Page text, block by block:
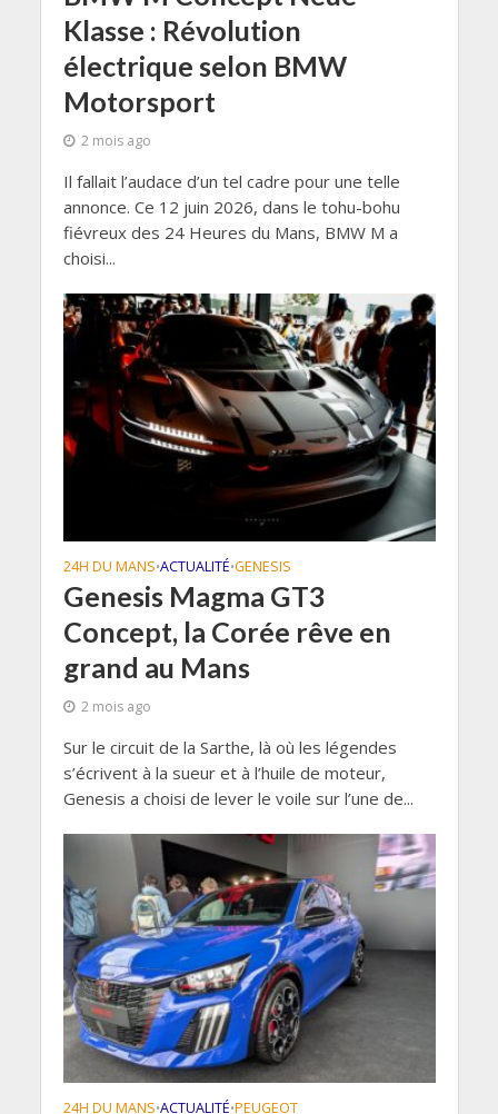
Klasse : Révolution
électrique selon BMW
Motorsport
2 mois ago
Il fallait l’audace d’un tel cadre pour une telle
annonce. Ce 12 juin 2026, dans le tohu-bohu
fiévreux des 24 Heures du Mans, BMW M a
choisi...
24H DU MANS•ACTUALITÉ•GENESIS
Genesis Magma GT3
Concept, la Corée rêve en
grand au Mans
2 mois ago
Sur le circuit de la Sarthe, là où les légendes
s’écrivent à la sueur et à l’huile de moteur,
Genesis a choisi de lever le voile sur l’une de...
24H DU MANS•ACTUALITÉ•PEUGEOT